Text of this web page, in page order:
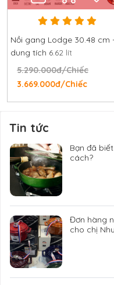
Nồi gang Lodge 30.48 cm
dung tích 6.62 lít
5.290.000đ/Chiếc
3.669.000đ/Chiếc
Tin tức
Bạn đã
cách?
Đơn hàng
cho chị